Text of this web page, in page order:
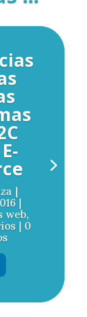
|
|
web,
| 0